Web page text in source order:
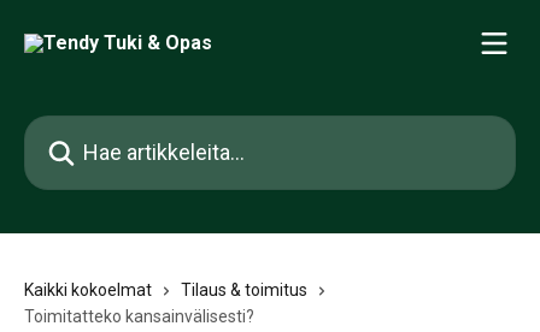
Hae artikkeleita...
Kaikki kokoelmat
Tilaus & toimitus
Toimitatteko kansainvälisesti?